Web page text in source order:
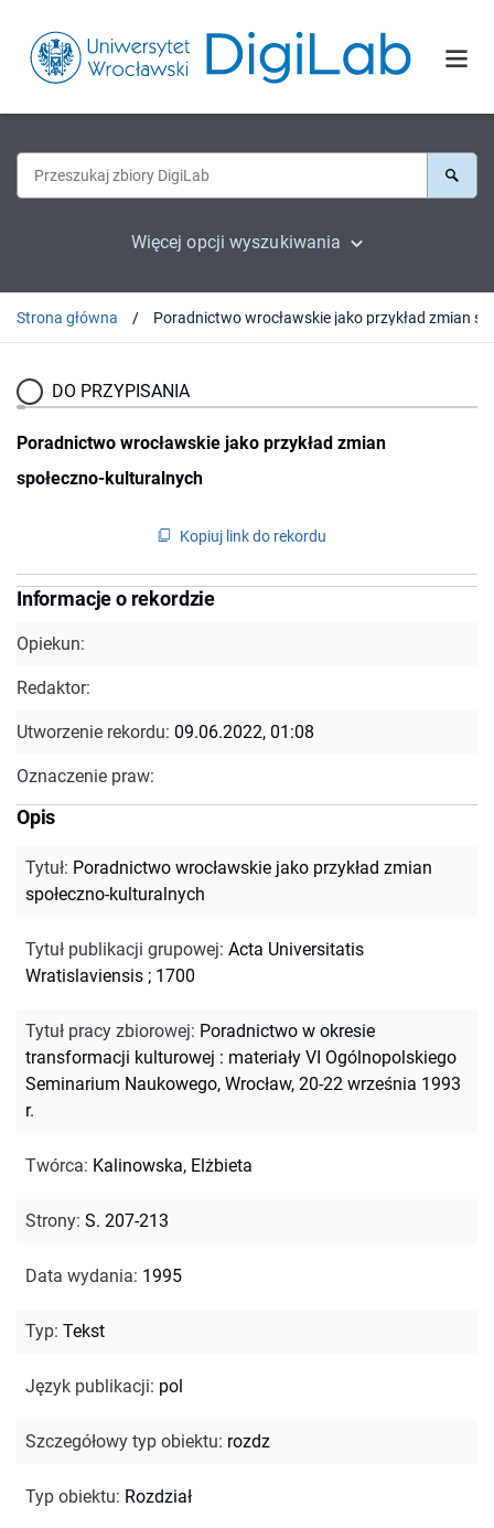
Więcej opcji wyszukiwania
Strona główna
DO PRZYPISANIA
Poradnictwo wrocławskie jako przykład zmian
społeczno-kulturalnych
Kopiuj link do rekordu
Informacje o rekordzie
Opiekun:
Redaktor:
Utworzenie rekordu: 09.06.2022, 01:08
Oznaczenie praw:
Opis
Tytuł: Poradnictwo wrocławskie jako przykład zmian
społeczno-kulturalnych
Tytuł publikacji grupowej: Acta Universitatis
Wratislaviensis ; 1700
Tytuł pracy zbiorowej: Poradnictwo w okresie
transformacji kulturowej : materiały VI Ogólnopolskiego
Seminarium Naukowego, Wrocław, 20-22 września 1993
r.
Twórca: Kalinowska, Elżbieta
Strony: S. 207-213
Data wydania: 1995
Typ: Tekst
Język publikacji: pol
Szczegółowy typ obiektu: rozdz
Typ obiektu: Rozdział